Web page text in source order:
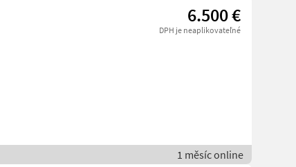
6.500 €
DPH je neaplikovateľné
1 měsíc online